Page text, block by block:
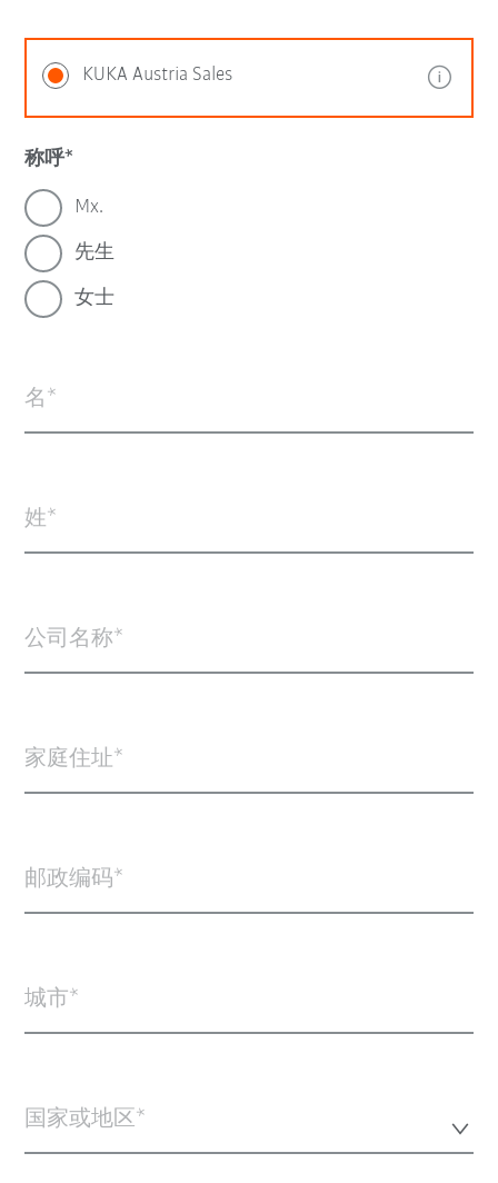
KUKA Austria Sales
称呼
Mx.
先生
女士
名
姓
公司名称
家庭住址
邮政编码
城市
国家或地区*